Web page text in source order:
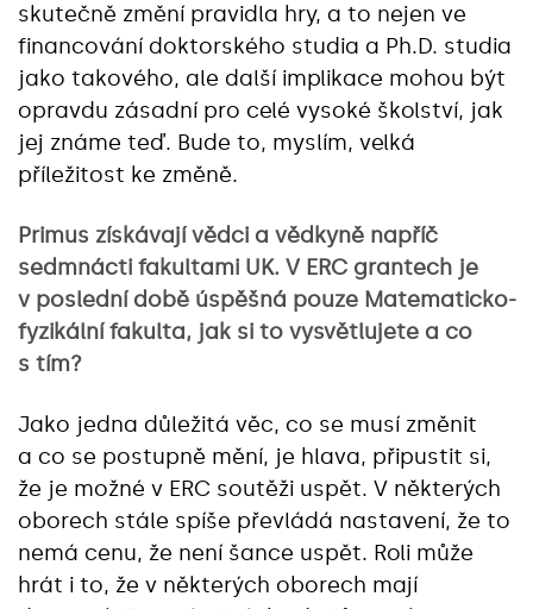
skutečně změní pravidla hry, a to nejen ve
financování doktorského studia a Ph.D. studia
jako takového, ale další implikace mohou být
opravdu zásadní pro celé vysoké školství, jak
jej známe teď. Bude to, myslím, velká
příležitost ke změně.
Primus získávají vědci a vědkyně napříč
sedmnácti fakultami UK. V ERC grantech je
v poslední době úspěšná pouze Matematicko-
fyzikální fakulta, jak si to vysvětlujete a co
s tím?
Jako jedna důležitá věc, co se musí změnit
a co se postupně mění, je hlava, připustit si,
že je možné v ERC soutěži uspět. V některých
oborech stále spíše převládá nastavení, že to
nemá cenu, že není šance uspět. Roli může
hrát i to, že v některých oborech mají